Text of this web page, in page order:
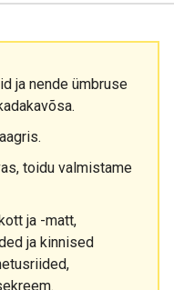
ja nende ümbruse
toidu valmistame
ja -matt,
ja kinnised